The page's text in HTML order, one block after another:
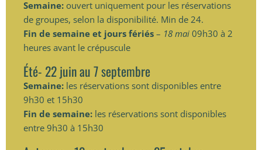
Semaine: ouvert uniquement pour les réservations
de groupes, selon la disponibilité. Min de 24.
Fin de semaine et jours fériés – 18 mai 09h30 à 2
heures avant le crépuscule
Été- 22 juin au 7 septembre
Semaine: les réservations sont disponibles entre
9h30 et 15h30
Fin de semaine: les réservations sont disponibles
entre 9h30 à 15h30